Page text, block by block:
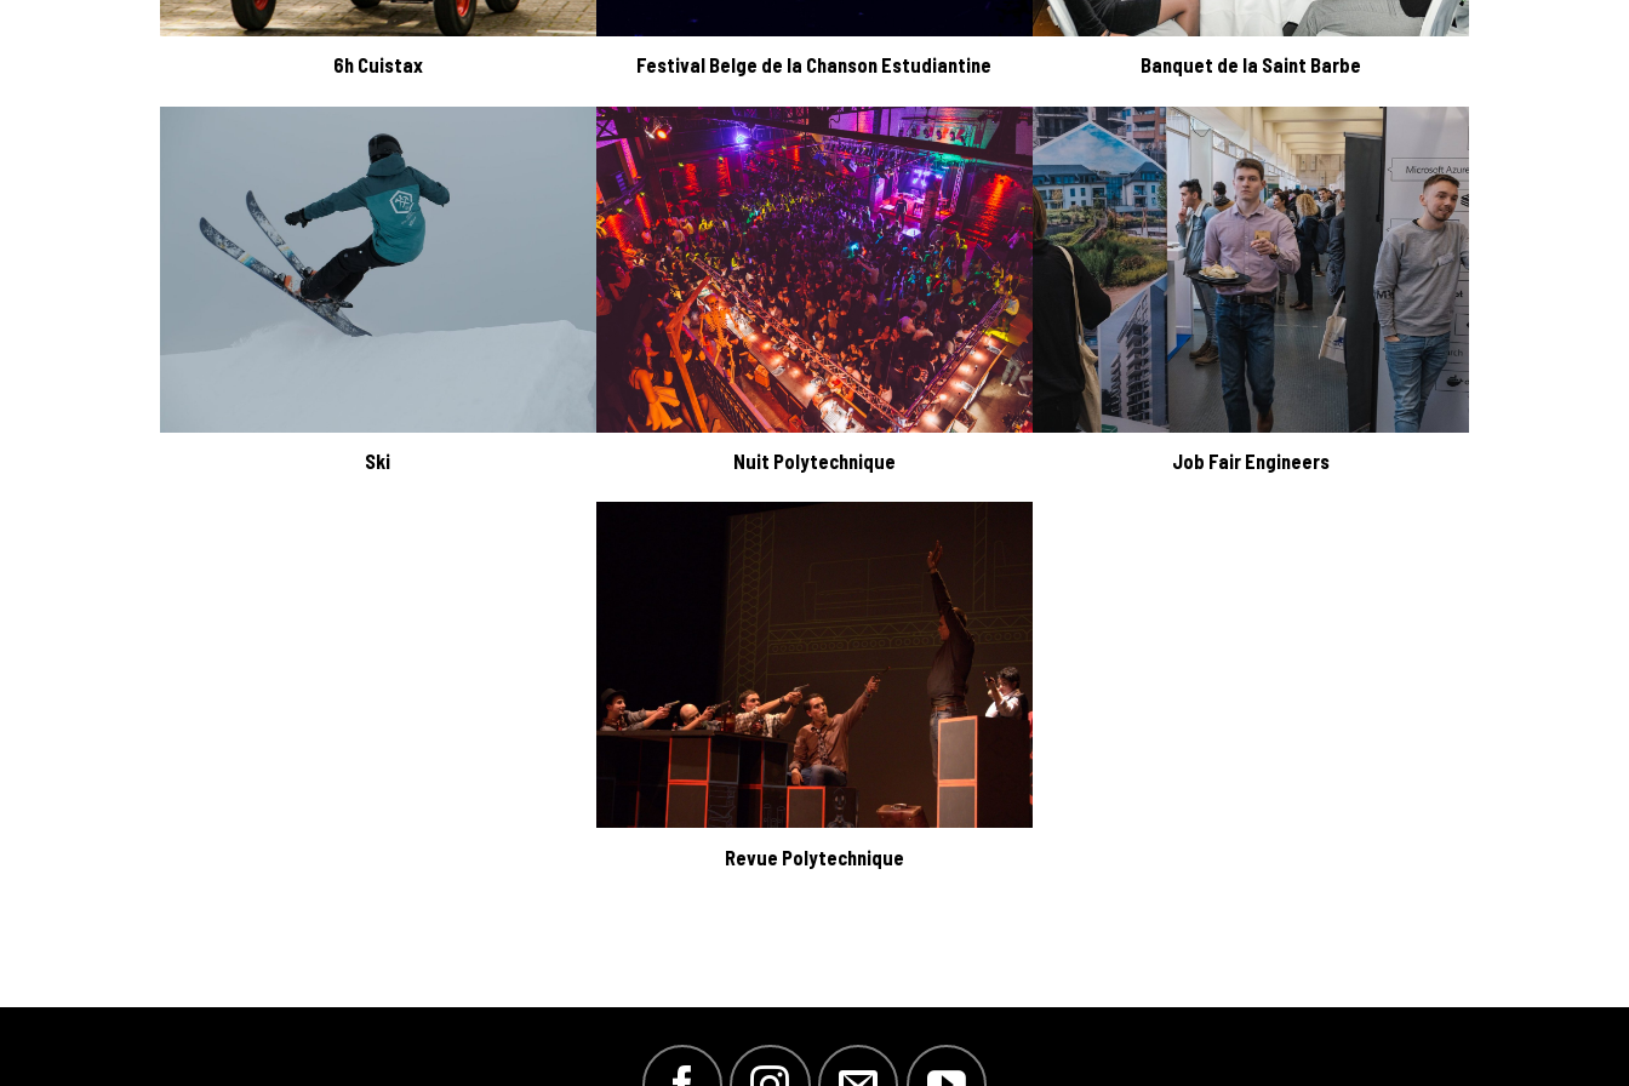
6h Cuistax Festival Belge de la Chanson Estudiantine Banquet de la Saint Barbe
Ski Nuit Polytechnique Job Fair Engineers
Revue Polytechnique